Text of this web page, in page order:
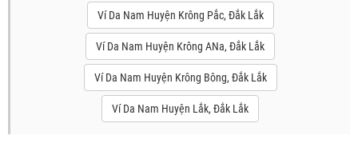
Ví Da Nam Huyện Krông Pắc, Đắk Lắk
Ví Da Nam Huyện Krông ANa, Đắk Lắk
Ví Da Nam Huyện Krông Bông, Đắk Lắk
Ví Da Nam Huyện Lắk, Đắk Lắk